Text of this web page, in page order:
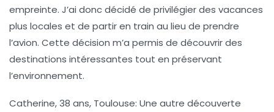
empreinte. J’ai donc décidé de privilégier des vacances
plus locales et de partir en train au lieu de prendre
l’avion. Cette décision m’a permis de découvrir des
destinations intéressantes tout en préservant
l’environnement.
Catherine, 38 ans, Toulouse: Une autre découverte